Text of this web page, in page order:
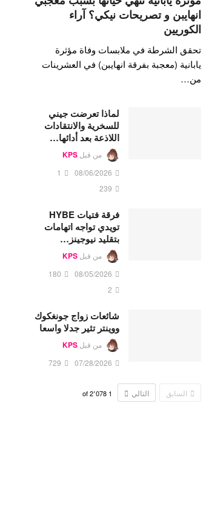
انهايبن و تصريحات نيكي؟ آراء
الكوريين
تحقق الشرطة في ملابسات وفاة مؤثرة
يابانية (معجبة بفرقة انهايبن) في العشرينات
من…
لماذا تعرضت جيني
للسخرية والانتقادات
اللاذعة بعد أدائها…
من قبل KPS
08/06/2026
1
239
فرقة فتيات HYBE
تويدي تواجه اتهامات
بتقليد نيوجينز…
من قبل KPS
08/05/2026
180
2
شائعات زواج جونغكوك
ووينتر تثير جدلا واسعا
من قبل KPS
07/28/2026
729
السابق التالي 1 2٬078